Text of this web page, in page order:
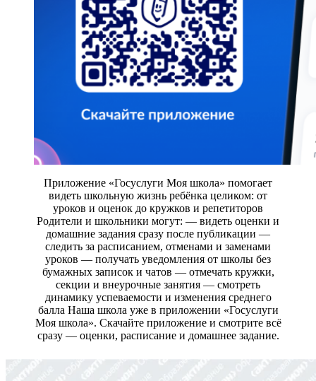
Приложение «Госуслуги Моя школа» помогает
видеть школьную жизнь ребёнка целиком: от
уроков и оценок до кружков и репетиторов
Родители и школьники могут: — видеть оценки и
домашние задания сразу после публикации —
следить за расписанием, отменами и заменами
уроков — получать уведомления от школы без
бумажных записок и чатов — отмечать кружки,
секции и внеурочные занятия — смотреть
динамику успеваемости и изменения среднего
балла Наша школа уже в приложении «Госуслуги
Моя школа». Скачайте приложение и смотрите всё
сразу — оценки, расписание и домашнее задание.